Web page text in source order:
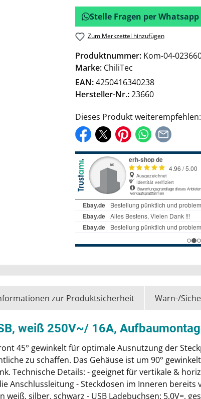
Stelle Fragen per
Zum Merkzettel hinzufügen
Produktnummer: Kom-04-
Marke: ChiliTec
EAN:4250416340238
Hersteller-Nr.:23660
Dieses Produkt weiterempfehlen:
zur Produktsicherheit Warn-/
weiß 250V~/ 16A,
45° gewinkelt für optimale Ausnutzung der
zu schaffen. Das Gehäuse ist um 90°
Technische Details: - geeignet für vertikale &
Anschlussleitung - Steckdosen im Inneren bereits
silber, schwarz - USB Ladebuchsen: 5,0V=,